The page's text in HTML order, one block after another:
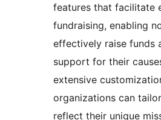
features that facilitate
fundraising, enabling
effectively raise funds
support for their
extensive
organizations can
reflect their unique